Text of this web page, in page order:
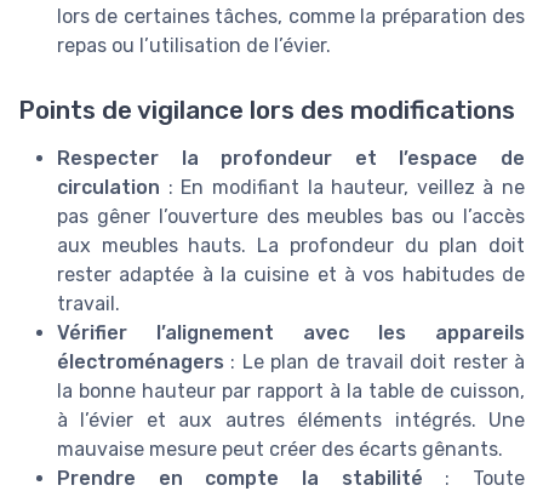
lors de certaines tâches, comme la préparation des
repas ou l’utilisation de l’évier.
Points de vigilance lors des modifications
Respecter la profondeur et l’espace de
circulation : En modifiant la hauteur, veillez à ne
pas gêner l’ouverture des meubles bas ou l’accès
aux meubles hauts. La profondeur du plan doit
rester adaptée à la cuisine et à vos habitudes de
travail.
Vérifier l’alignement avec les appareils
électroménagers : Le plan de travail doit rester à
la bonne hauteur par rapport à la table de cuisson,
à l’évier et aux autres éléments intégrés. Une
mauvaise mesure peut créer des écarts gênants.
Prendre en compte la stabilité : Toute